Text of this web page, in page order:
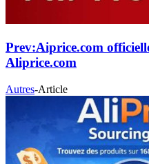
Prev:Aiprice.com
Aliprice.com
Autres-Article